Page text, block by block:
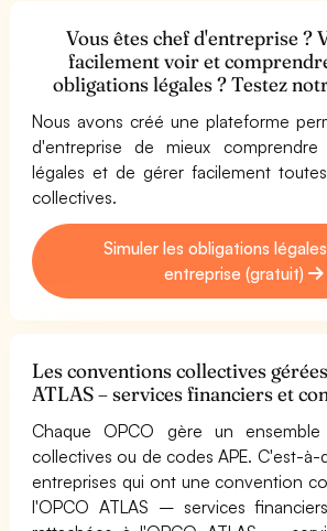
Vous êtes chef d'entreprise ?
facilement voir et
obligations légales ? Testez
Nous avons créé une plateforme
d'entreprise de mieux comprendre
légales et de gérer facilement toutes
collectives.
Simuler les obligations
entreprise (gratuit)
Les conventions collectives
ATLAS – services financiers et
Chaque OPCO gère un
collectives ou de codes APE. C'est-à-
entreprises qui ont une convention
l'OPCO ATLAS – services